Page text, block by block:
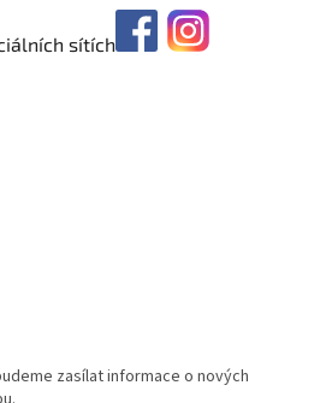
sítích
zasílat informace o nových